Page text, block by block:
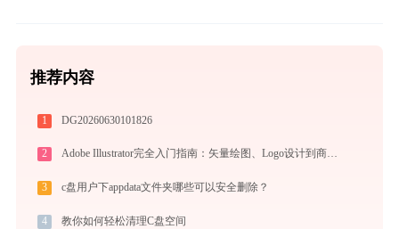
推荐内容
1 DG20260630101826
2 Adobe Illustrator完全入门指南：矢量绘图、Logo设计到商业插画的必备工具详解
3 c盘用户下appdata文件夹哪些可以安全删除？
4 教你如何轻松清理C盘空间